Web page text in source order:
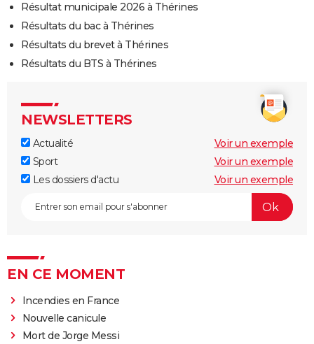
Résultat municipale 2026 à Thérines
Résultats du bac à Thérines
Résultats du brevet à Thérines
Résultats du BTS à Thérines
NEWSLETTERS
Actualité
Voir un exemple
Sport
Voir un exemple
Les dossiers d'actu
Voir un exemple
EN CE MOMENT
Incendies en France
Nouvelle canicule
Mort de Jorge Messi